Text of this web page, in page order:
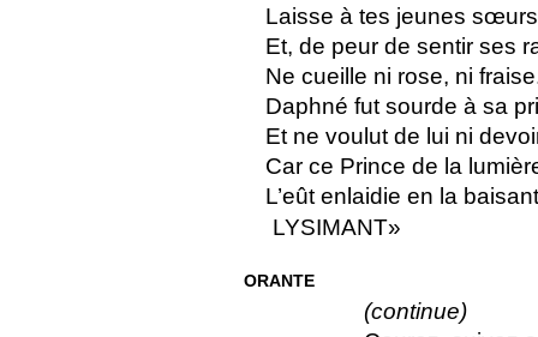
Laisse à tes jeunes
Et, de peur de sentir ses
Ne cueille ni rose, ni
Daphné fut sourde à sa
Et ne voulut de lui ni
Car ce Prince de la
L’eût enlaidie en la
LYSIMANT»
ORANTE
(continue)